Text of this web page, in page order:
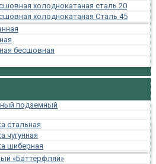
холоднокатаная сталь 20
холоднокатаная Сталь 45
бесшовная
подземный
стальная
чугунная
шиберная
«Баттерфляй»